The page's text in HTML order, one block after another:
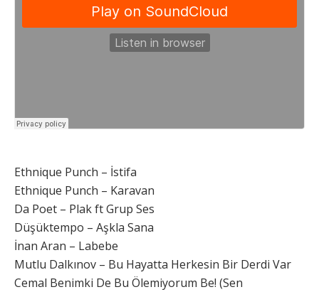
Ethnique Punch – İstifa
Ethnique Punch – Karavan
Da Poet – Plak ft Grup Ses
Düşüktempo – Aşkla Sana
İnan Aran – Labebe
Mutlu Dalkınov – Bu Hayatta Herkesin Bir Derdi Var
Cemal Benimki De Bu Ölemiyorum Be! (Sen